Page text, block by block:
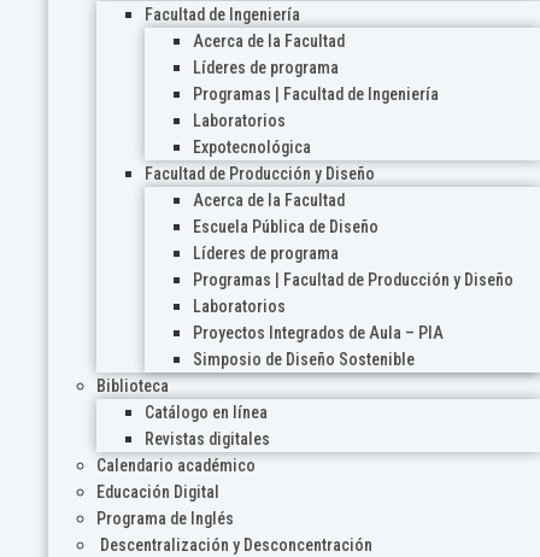
Facultad de Ingeniería
Acerca de la Facultad
Líderes de programa
Programas | Facultad de Ingeniería
Laboratorios
Expotecnológica
Facultad de Producción y Diseño
Acerca de la Facultad
Escuela Pública de Diseño
Líderes de programa
Programas | Facultad de Producción y Diseño
Laboratorios
Proyectos Integrados de Aula – PIA
Simposio de Diseño Sostenible
Biblioteca
Catálogo en línea
Revistas digitales
Calendario académico
Educación Digital
Programa de Inglés
Descentralización y Desconcentración